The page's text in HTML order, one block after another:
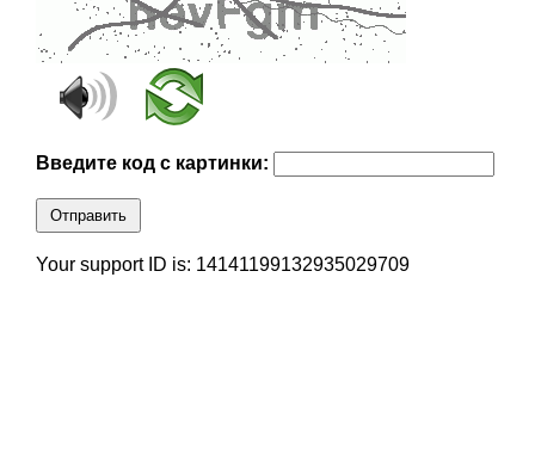
Введите код с картинки:
Отправить
Your support ID is: 14141199132935029709